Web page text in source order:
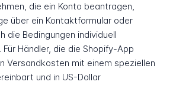
die ein Konto beantragen,
über ein Kontaktformular oder
die Bedingungen individuell
Händler, die die Shopify-App
Versandkosten mit einem speziellen
und in US-Dollar